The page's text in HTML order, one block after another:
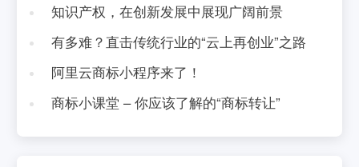
知识产权，在创新发展中展现广阔前景
有多难？直击传统行业的“云上再创业”之路
阿里云商标小程序来了！
商标小课堂 – 你应该了解的“商标转让”